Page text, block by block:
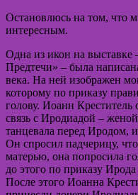
Остановлюсь на том, что
интересным.
Одна из икон на выставке
Предтечи» – была
века. На ней изображен
которому по приказу
голову. Иоанн
связь с Иродиадой –
танцевала перед Иродом,
Он спросил падчерицу,
матерью, она попросила
до этого по приказу
После этого Иоанна